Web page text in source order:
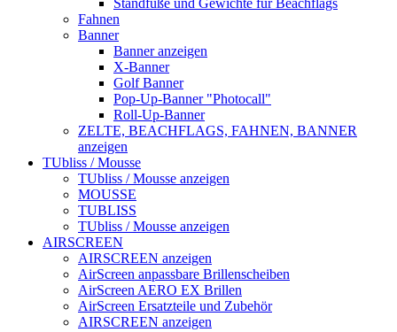
Standfüße und Gewichte für Beachflags
Fahnen
Banner
Banner anzeigen
X-Banner
Golf Banner
Pop-Up-Banner "Photocall"
Roll-Up-Banner
ZELTE, BEACHFLAGS, FAHNEN, BANNER
anzeigen
TUbliss / Mousse
TUbliss / Mousse anzeigen
MOUSSE
TUBLISS
TUbliss / Mousse anzeigen
AIRSCREEN
AIRSCREEN anzeigen
AirScreen anpassbare Brillenscheiben
AirScreen AERO EX Brillen
AirScreen Ersatzteile und Zubehör
AIRSCREEN anzeigen